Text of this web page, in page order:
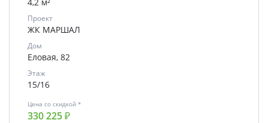
Проект
ЖК МАРШАЛ
Дом
Еловая, 82
Этаж
15/16
Цена со скидкой *
330 225 ₽